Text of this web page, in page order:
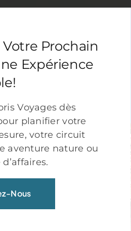
Votre Prochain
Expérience
Voyages dès
planifier votre
votre circuit
aventure nature ou
Nous